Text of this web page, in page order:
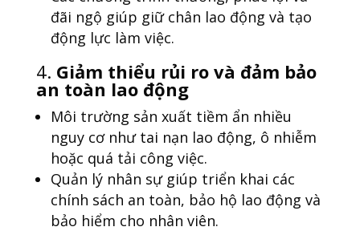
đãi ngộ giúp giữ chân lao động và tạo
động lực làm việc.
4. Giảm thiểu rủi ro và đảm bảo
an toàn lao động
Môi trường sản xuất tiềm ẩn nhiều
nguy cơ như tai nạn lao động, ô nhiễm
hoặc quá tải công việc.
Quản lý nhân sự giúp triển khai các
chính sách an toàn, bảo hộ lao động và
bảo hiểm cho nhân viên.